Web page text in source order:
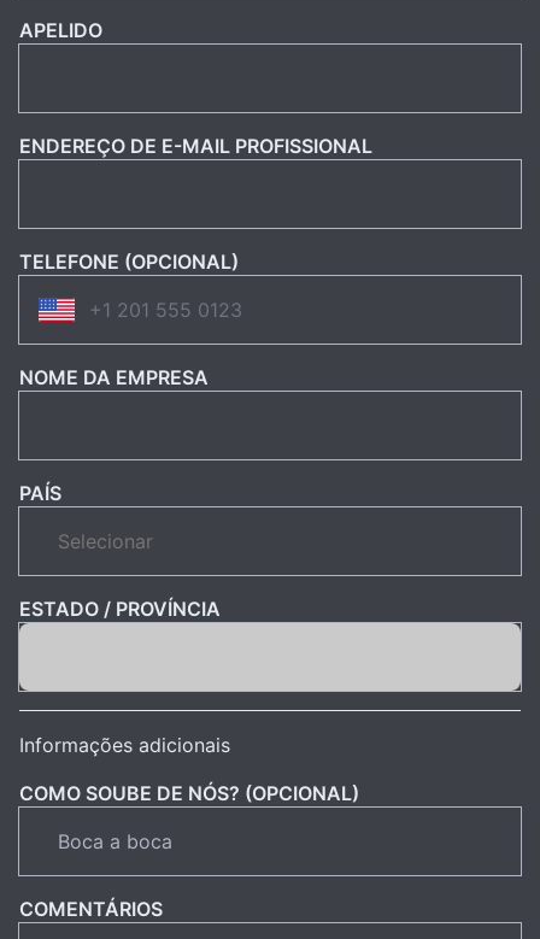
APELIDO
ENDEREÇO DE E-MAIL PROFISSIONAL
TELEFONE (OPCIONAL)
NOME DA EMPRESA
PAÍS
ESTADO / PROVÍNCIA
Informações adicionais
COMO SOUBE DE NÓS? (OPCIONAL)
COMENTÁRIOS